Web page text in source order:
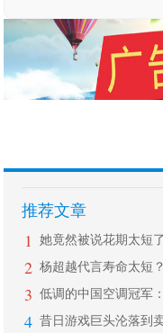
推荐文章
1 她竟然被说花期太短
2
3
4